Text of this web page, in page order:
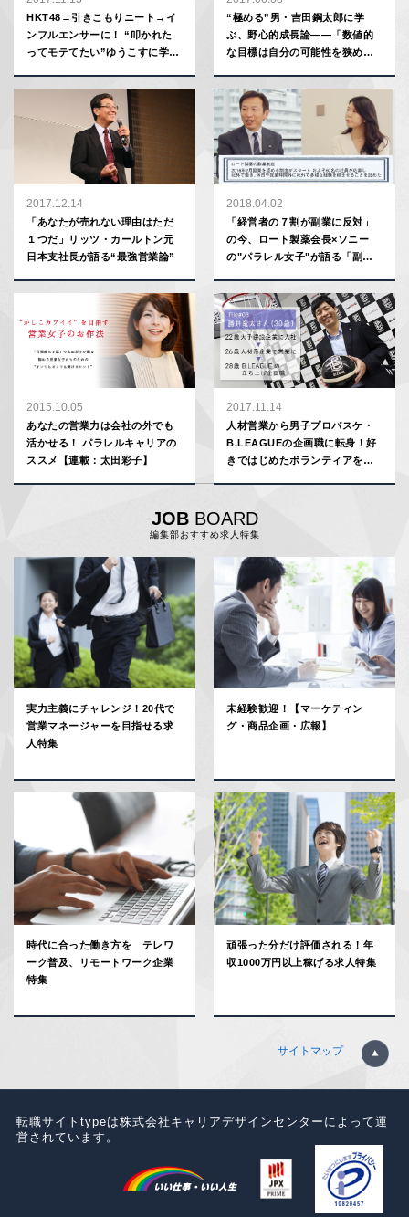
HKT48→引きこもりニート→イ
ンフルエンサーに！ “叩かれた
ってモテてたい”ゆうこすに学
“極める”男・吉田鋼太郎に学
ぶ、野心的成長論――「数値的
な目標は自分の可能性を狭め
れ」
2017.12.14
「あなたが売れない理由はただ
１つだ」リッツ・カールトン元
日本支社長が語る“最強営業論”
2018.04.02
「経営者の７割が副業に反対」
の今、ロート製薬会長×ソニー
の"パラレル女子"が語る「副
2015.10.05
あなたの営業力は会社の外でも
活かせる！ パラレルキャリアの
ススメ【連載：太田彩子】
2017.11.14
人材営業から男子プロバスケ・
B.LEAGUEの企画職に転身！好
きではじめたボランティアを、
JOBBOARD
編集部おすすめ求人特集
実力主義にチャレンジ！20代で
営業マネージャーを目指せる求
人特集
未経験歓迎！【マーケティン
グ・商品企画・広報】
時代に合った働き方を テレワ
ーク普及、リモートワーク企業
特集
頑張った分だけ評価される！年
収1000万円以上稼げる求人特集
サイトマップ
転職サイトtypeは株式会社キャリアデザインセンターによって運
営されています。